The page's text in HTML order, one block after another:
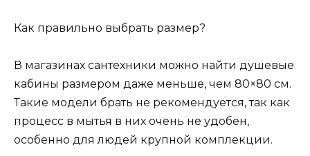
Как правильно выбрать размер?
В магазинах сантехники можно найти душевые
кабины размером даже меньше, чем 80×80 см.
Такие модели брать не рекомендуется, так как
процесс в мытья в них очень не удобен,
особенно для людей крупной комплекции.